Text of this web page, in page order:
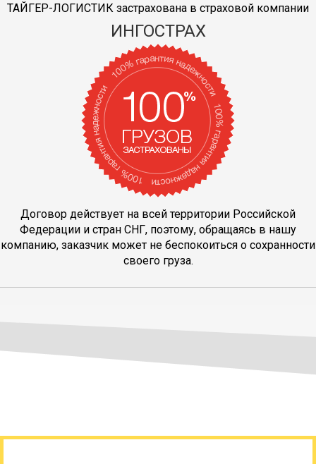
ТАЙГЕР-ЛОГИСТИК застрахована в страховой компании
ИНГОСТРАХ
Договор действует на всей территории Российской
Федерации и стран СНГ, поэтому, обращаясь в нашу
компанию, заказчик может не беспокоиться о сохранности
своего груза.